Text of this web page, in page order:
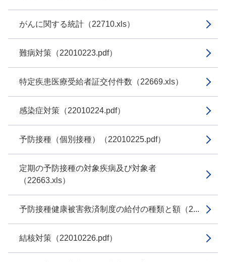
がんに関する統計（22710.xls）
難病対策（22010223.pdf）
特定疾患医療受給者証交付件数（22669.xls）
感染症対策（22010224.pdf）
予防接種（個別接種）（22010225.pdf）
定期の予防接種の対象疾病及び対象者
（22663.xls）
予防接種健康被害救済制度の給付の種類と額（2...
結核対策（22010226.pdf）